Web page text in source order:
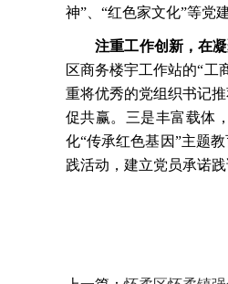
神”、“红色家文化”等党
注重工作创新，在
区商务楼宇工作站的“工
重将优秀的党组织书记
促共赢。三是丰富载体
化“传承红色基因”主题
践活动，建立党员承诺